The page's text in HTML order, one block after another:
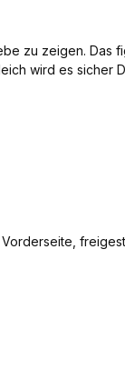
zu zeigen. Das
wird es sicher